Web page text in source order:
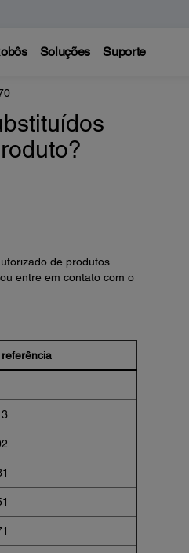
Soluções Suporte
de produtos
entre em contato com o